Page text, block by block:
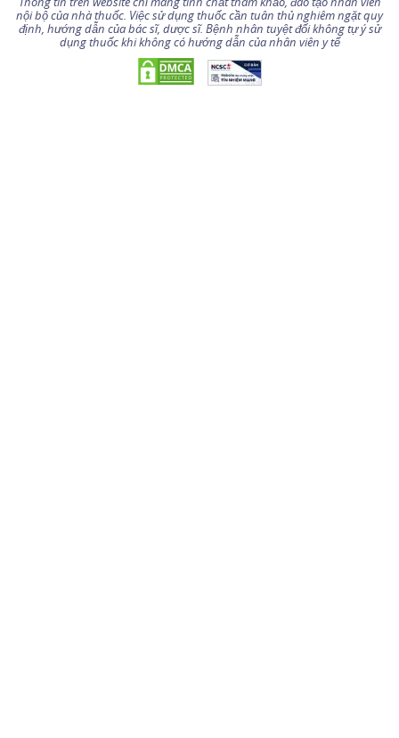
nội bộ của nhà thuốc. Việc sử dụng thuốc cần tuân thủ nghiêm ngặt quy
định, hướng dẫn của bác sĩ, dược sĩ. Bệnh nhân tuyệt đối không tự ý sử
dụng thuốc khi không có hướng dẫn của nhân viên y tế